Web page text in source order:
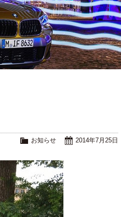
2014年7月25日
お知らせ